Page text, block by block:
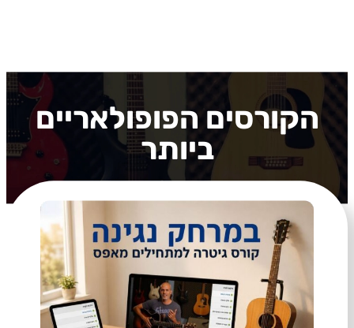
הקורסים הפופולאריים
ביותר